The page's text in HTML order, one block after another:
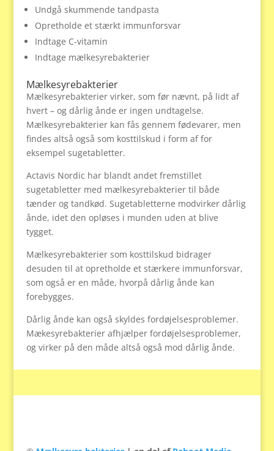
Undgå skummende tandpasta
Opretholde et stærkt immunforsvar
Indtage C-vitamin
Indtage mælkesyrebakterier
Mælkesyrebakterier
Mælkesyrebakterier virker, som før nævnt, på lidt af
hvert – og dårlig ånde er ingen undtagelse.
Mælkesyrebakterier kan fås gennem fødevarer, men
findes altså også som kosttilskud i form af for
eksempel sugetabletter.
Actavis Nordic har blandt andet fremstillet
sugetabletter med mælkesyrebakterier til både
tænder og tandkød. Sugetabletterne modvirker dårlig
ånde, idet den opløses i munden uden at blive
tygget.
Mælkesyrebakterier som kosttilskud bidrager
desuden til at opretholde et stærkere immunforsvar,
som også er en måde, hvorpå dårlig ånde kan
forebygges.
Dårlig ånde kan også skyldes fordøjelsesproblemer.
Mækesyrebakterier afhjælper fordøjelsesproblemer,
og virker på den måde altså også mod dårlig ånde.